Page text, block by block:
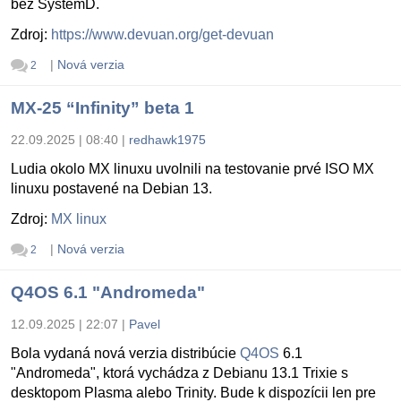
bez SystemD.
Zdroj: https://www.devuan.org/get-devuan
2 | Nová verzia
MX-25 “Infinity” beta 1
22.09.2025 | 08:40 | redhawk1975
Ludia okolo MX linuxu uvolnili na testovanie prvé ISO MX
linuxu postavené na Debian 13.
Zdroj: MX linux
2 | Nová verzia
Q4OS 6.1 "Andromeda"
12.09.2025 | 22:07 | Pavel
Bola vydaná nová verzia distribúcie Q4OS 6.1
"Andromeda", ktorá vychádza z Debianu 13.1 Trixie s
desktopom Plasma alebo Trinity. Bude k dispozícii len pre